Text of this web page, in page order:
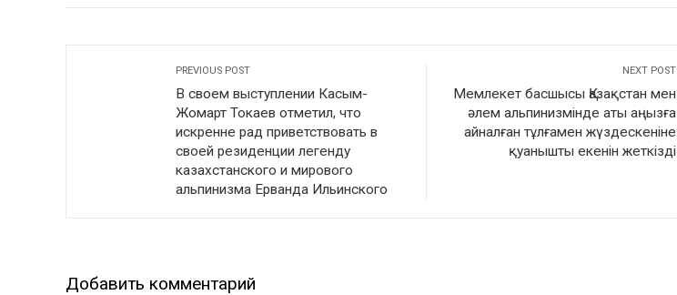
PREVIOUS POST
В своем выступлении Касым-
Жомарт Токаев отметил, что
искренне рад приветствовать в
своей резиденции легенду
казахстанского и мирового
альпинизма Ерванда Ильинского
NEXT POST
Мемлекет басшысы Қазақстан мен
әлем альпинизмінде аты аңызға
айналған тұлғамен жүздескеніне
қуанышты екенін жеткізді
Добавить комментарий